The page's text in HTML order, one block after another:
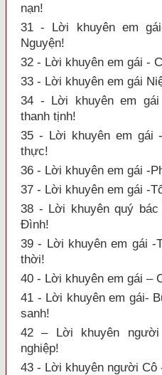
nạn!
31 - Lời khuyên em
Nguyện!
32 - Lời khuyên em gái -
33 - Lời khuyên em gái
34 - Lời khuyên em
thanh tịnh!
35 - Lời khuyên em gái
thực!
36 - Lời khuyên em gái -
37 - Lời khuyên em gái -
38 - Lời khuyên quý
Đình!
39 - Lời khuyên em gái -
thời!
40 - Lời khuyên em gái –
41 - Lời khuyên em gái-
sanh!
42 – Lời khuyên người
nghiệp!
43 - Lời khuyên người Cô